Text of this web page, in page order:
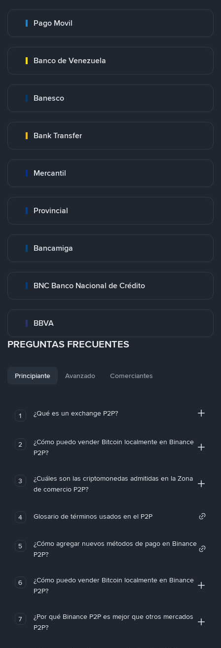
Pago Movil
Banco de Venezuela
Banesco
Bank Transfer
Mercantil
Provincial
Bancamiga
BNC Banco Nacional de Crédito
BBVA
PREGUNTAS FRECUENTES
Principiante Avanzado Comerciantes
1 ¿Qué es un exchange P2P?
2
¿Cómo puedo vender Bitcoin localmente en Binance
P2P?
3
¿Cuáles son las criptomonedas admitidas en la Zona
de comercio P2P?
4 Glosario de términos usados en el P2P
5
¿Cómo agregar nuevos métodos de pago en Binance
P2P?
6
¿Cómo puedo vender Bitcoin localmente en Binance
P2P?
7
¿Por qué Binance P2P es mejor que otros mercados
P2P?